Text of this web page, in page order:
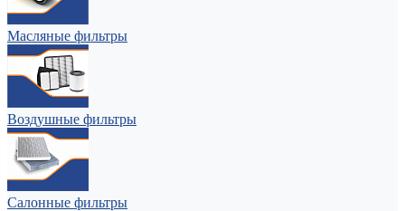
Масляные фильтры
Воздушные фильтры
Салонные фильтры